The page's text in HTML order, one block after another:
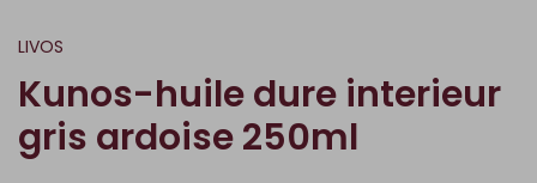
LIVOS
Kunos-huile dure interieur
gris ardoise 250ml